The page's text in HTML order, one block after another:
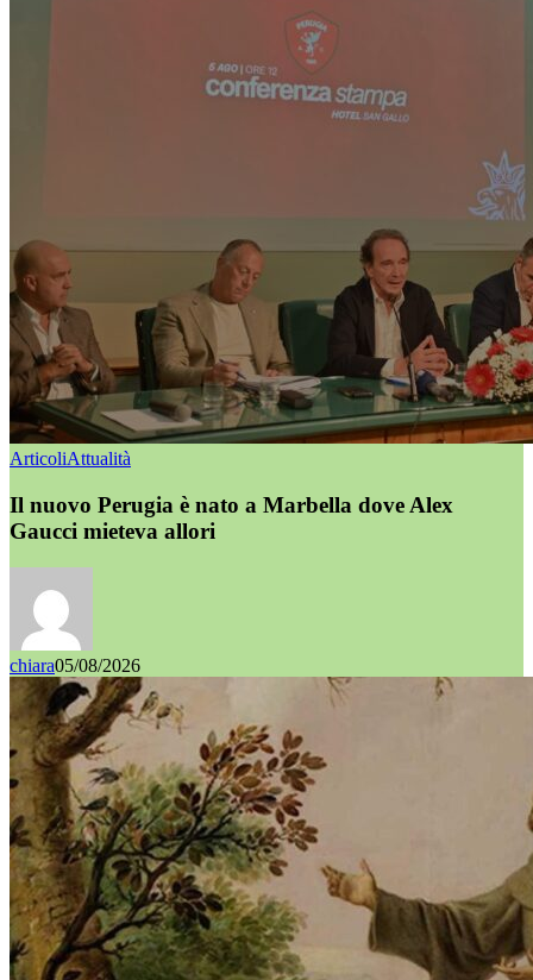
ArticoliAttualità
Il nuovo Perugia è nato a Marbella dove Alex
Gaucci mieteva allori
chiara05/08/2026